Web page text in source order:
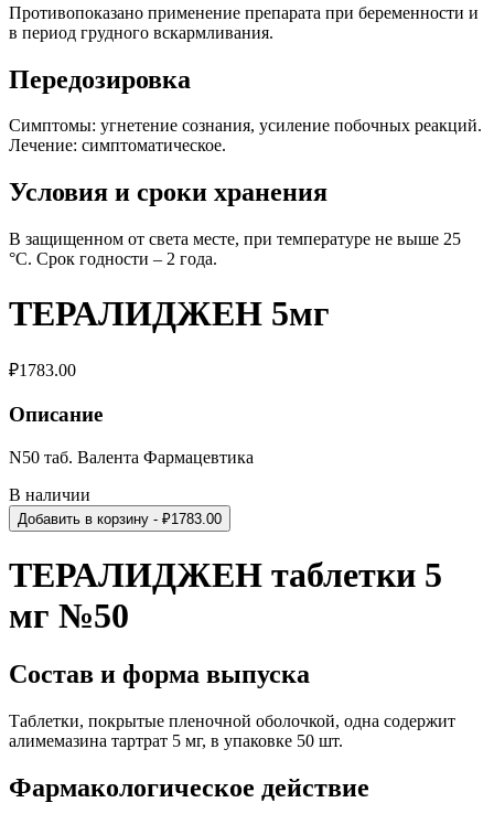
Противопоказано применение препарата при беременности и
в период грудного вскармливания.
Передозировка
Симптомы: угнетение сознания, усиление побочных реакций.
Лечение: симптоматическое.
Условия и сроки хранения
В защищенном от света месте, при температуре не выше 25
°C. Срок годности – 2 года.
ТЕРАЛИДЖЕН 5мг
₽1783.00
Описание
N50 таб. Валента Фармацевтика
В наличии
Добавить в корзину - ₽1783.00
ТЕРАЛИДЖЕН таблетки 5
мг №50
Состав и форма выпуска
Таблетки, покрытые пленочной оболочкой, одна содержит
алимемазина тартрат 5 мг, в упаковке 50 шт.
Фармакологическое действие